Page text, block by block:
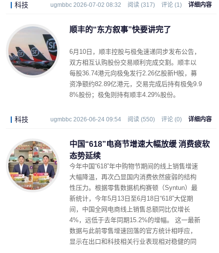
科技 ugmbbc 2026-07-02 08:32 阅读 (317) 评论 (1) 详细内容
顺丰的“东方叙事”快要讲完了
6月10日，顺丰控股与极兔速递同步发布公告，
双方相互认购股份交易顺利完成交割。顺丰以
每股36.74港元向极兔发行2.26亿股新H股，募
资净额约82.89亿港元，交易完成后持有极兔9.9
8%股份；极兔则持有顺丰4.29%股份。
科技 ugmbbc 2026-06-24 09:54 阅读 (550) 评论 (0) 详细内容
中国“618”电商节增速大幅放缓 消费疲软
态势延续
今年中国“618”年中购物节期间的线上销售增速
大幅降温，再次凸显国内消费依然疲弱的结构
性压力。根据零售数据机构赛顿（Syntun）最
新统计，今年5月13日至6月18日“618”大促期
间，中国全网电商线上销售总额同比仅增长
4%，远低于去年同期15.2%的增幅。 这一最新
数据与此前零售增速回落的官方统计相呼应，
显示在出口和科技相关行业表现相对稳健的同